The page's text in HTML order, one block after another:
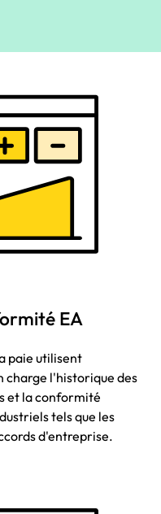
EA
paie utilisent
charge l'historique des
et la conformité
tels que les
d'entreprise.